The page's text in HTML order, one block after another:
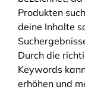
Produkten
deine Inhalte
Durch die
Keywords
erhöhen und